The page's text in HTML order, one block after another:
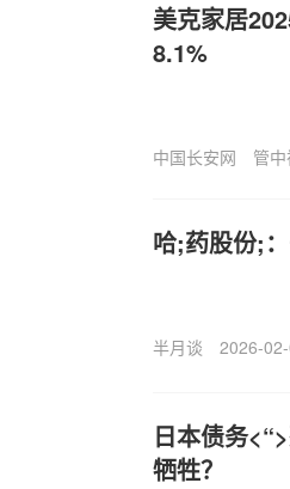
美克家居
8.1%
中国长安网 管
哈;药股份;
半月谈 2026-
日本债务
牺牲？